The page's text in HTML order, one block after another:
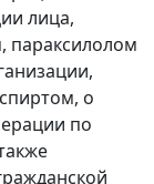
лица,
параксилолом
о
по